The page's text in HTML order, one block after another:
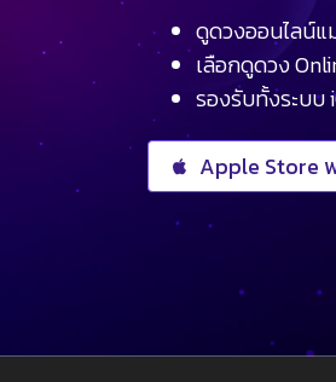
ดูดวงออนไลน์
เลือกดูดวง
รองรับทั้งระบบ
Apple Store